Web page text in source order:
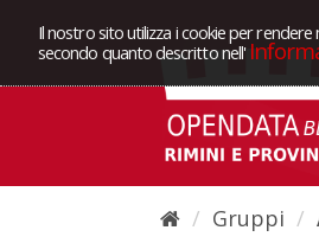
Il nostro sito utilizza i cookie per
secondo quanto descritto nell'
Gruppi